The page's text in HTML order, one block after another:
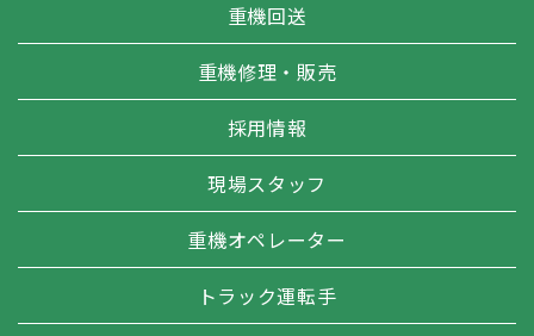
重機回送
重機修理・販売
採用情報
現場スタッフ
重機オペレーター
トラック運転手